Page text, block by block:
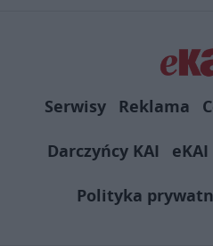
Serwisy Reklama
Darczyńcy KAI
Polityka